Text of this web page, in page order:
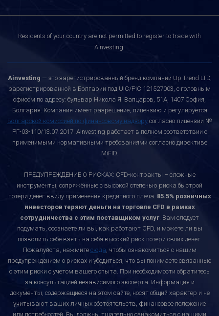
Residents of your country are not permitted to register to trade with
Ainvesting.
Ainvesting — это зарегистрированный бренд компании Up Trend LTD,
зарегистрированной в Болгарии под UIC/PIC 121527003, с головным
офисом по адресу: бульвар Никола Я. Вапцаров, 51A, 1407 София,
Болгария. Компания имеет разрешение, лицензию и регулируется
Болгарской комиссией по финансовому надзору согласно лицензии №
РГ-03-110/13.07.2017. Ainvesting работает в полном соответствии с
применимыми нормативными требованиями согласно директиве
MiFID.
ПРЕДУПРЕЖДЕНИЕ О РИСКАХ: CFD-контракты – сложные
инструменты, сопряжённые с высокой степенью риска быстрой
потери денег ввиду применения кредитного плеча. 85.5% розничных
инвесторов теряют деньги на торговле CFD в рамках
сотрудничества с этим поставщиком услуг. Вам следует
подумать, осознаете ли вы, как работают CFD, и можете ли вы
позволить себе взять на себя высокий риск потери своих денег.
Пожалуйста, нажмите сюда, чтобы ознакомиться с нашим
предупреждением о рисках и убедиться, что вы понимаете связанные
с этим риски с учетом вашего опыта. При необходимости обратитесь
за консультацией независимого эксперта. Информация и
документы, содержащиеся на этом сайте, носят общий характер и не
учитывают ваших личных обстоятельств, финансовое положение
или потребностей. Вы должны тщательно ознакомиться с нашими